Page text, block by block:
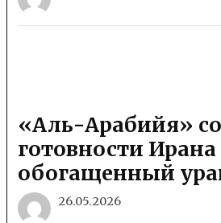
«Аль-Арабийя»
готовности
обогащенный
26.05.2026